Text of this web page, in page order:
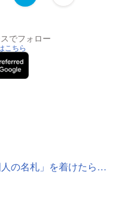
でフォロー
こちら
の名札」を着けたら…